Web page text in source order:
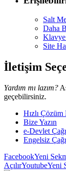
Salt
Daha
Klavye
Site
İletişim
Yardım mı lazım?
geçebilirsiniz.
Hızlı
Bize Yazın
e-Devlet
Engelsiz
FacebookYeni
AçılırYoutubeYeni